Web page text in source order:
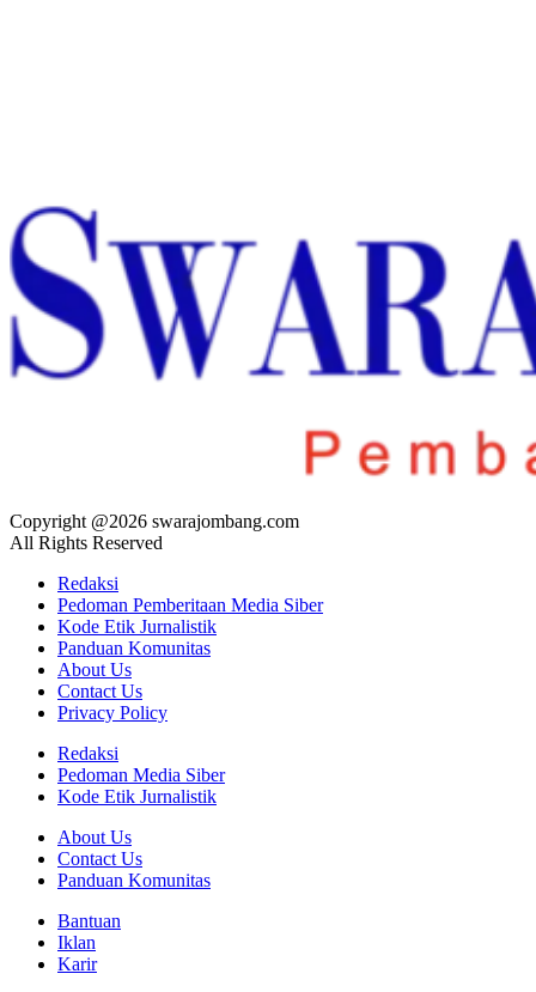
Copyright @2026 swarajombang.com
All Rights Reserved
Redaksi
Pedoman Pemberitaan Media Siber
Kode Etik Jurnalistik
Panduan Komunitas
About Us
Contact Us
Privacy Policy
Redaksi
Pedoman Media Siber
Kode Etik Jurnalistik
About Us
Contact Us
Panduan Komunitas
Bantuan
Iklan
Karir